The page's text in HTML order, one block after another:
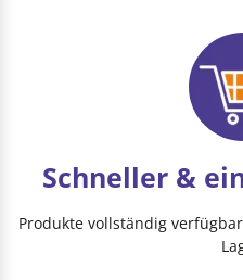
Schneller &
Produkte vollständig